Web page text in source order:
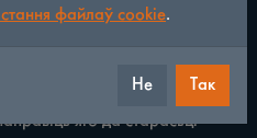
moe, што раілася, то
Жылка B.A., 1952 г.н., 1980.
лесу. "Як ні склалася
яго да старасьці"
файлаў cookie.
Не Так